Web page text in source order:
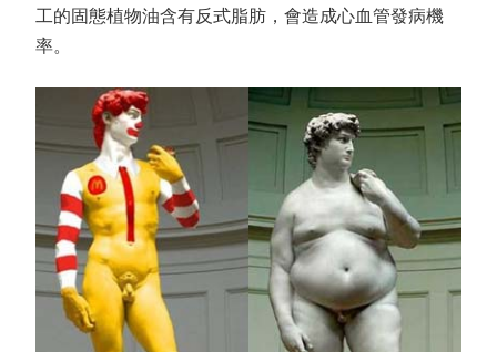
工的固態植物油含有反式脂肪，會造成心血管發病機
率。